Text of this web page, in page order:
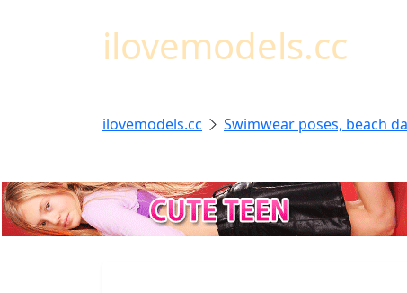
ilovemodels.cc
ilovemodels.cc Swimwear poses, beach